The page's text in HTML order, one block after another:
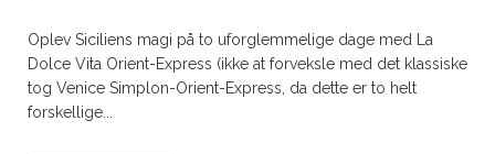
Oplev Siciliens magi på to uforglemmelige dage med La
Dolce Vita Orient-Express (ikke at forveksle med det klassiske
tog Venice Simplon-Orient-Express, da dette er to helt
forskellige...